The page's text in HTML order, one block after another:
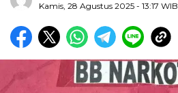
Kamis, 28 Agustus 2025 - 13:17 WIB